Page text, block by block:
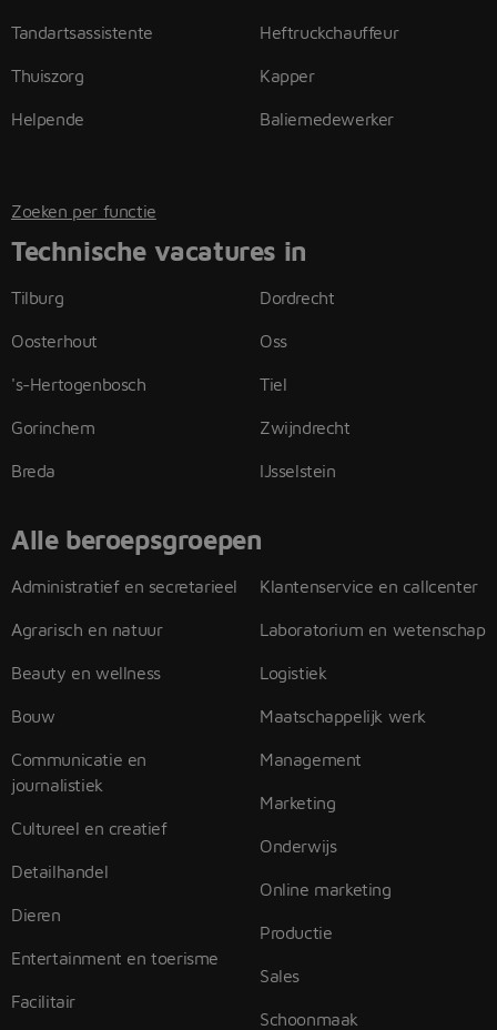
Tandartsassistente
Thuiszorg
Helpende
Heftruckchauffeur
Kapper
Baliemedewerker
Zoeken per functie
Technische vacatures in
Tilburg
Oosterhout
's-Hertogenbosch
Gorinchem
Breda
Dordrecht
Oss
Tiel
Zwijndrecht
IJsselstein
Alle beroepsgroepen
Administratief en secretarieel
Agrarisch en natuur
Beauty en wellness
Bouw
Communicatie en
journalistiek
Cultureel en creatief
Detailhandel
Dieren
Entertainment en toerisme
Facilitair
Klantenservice en callcenter
Laboratorium en wetenschap
Logistiek
Maatschappelijk werk
Management
Marketing
Onderwijs
Online marketing
Productie
Sales
Schoonmaak